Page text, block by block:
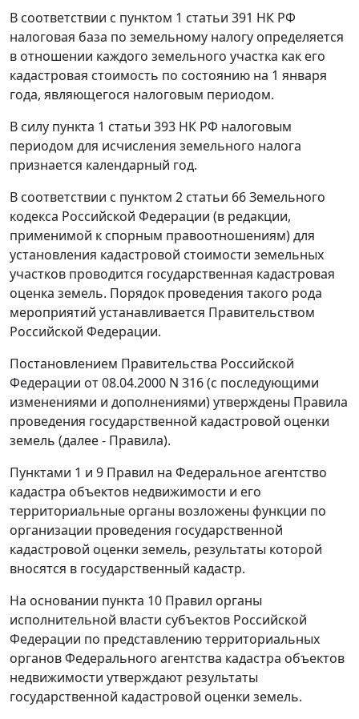
В соответствии с пунктом 1 статьи 391 НК РФ
налоговая база по земельному налогу определяется
в отношении каждого земельного участка как его
кадастровая стоимость по состоянию на 1 января
года, являющегося налоговым периодом.
В силу пункта 1 статьи 393 НК РФ налоговым
периодом для исчисления земельного налога
признается календарный год.
В соответствии с пунктом 2 статьи 66Земельного
кодекса Российской Федерации (в редакции,
применимой к спорным правоотношениям) для
установления кадастровой стоимости земельных
участков проводится государственная кадастровая
оценка земель. Порядок проведения такого рода
мероприятий устанавливается Правительством
Российской Федерации.
Постановлением Правительства Российской
Федерации от 08.04.2000 N 316 (с последующими
изменениями и дополнениями) утверждены Правила
проведения государственной кадастровой оценки
земель (далее - Правила).
Пунктами 1 и 9 Правил на Федеральное агентство
кадастра объектов недвижимости и его
территориальные органы возложены функции по
организации проведения государственной
кадастровой оценки земель, результаты которой
вносятся в государственный кадастр.
На основании пункта 10 Правил органы
исполнительной власти субъектов Российской
Федерации по представлению территориальных
органов Федерального агентства кадастра объектов
недвижимости утверждают результаты
государственной кадастровой оценки земель.